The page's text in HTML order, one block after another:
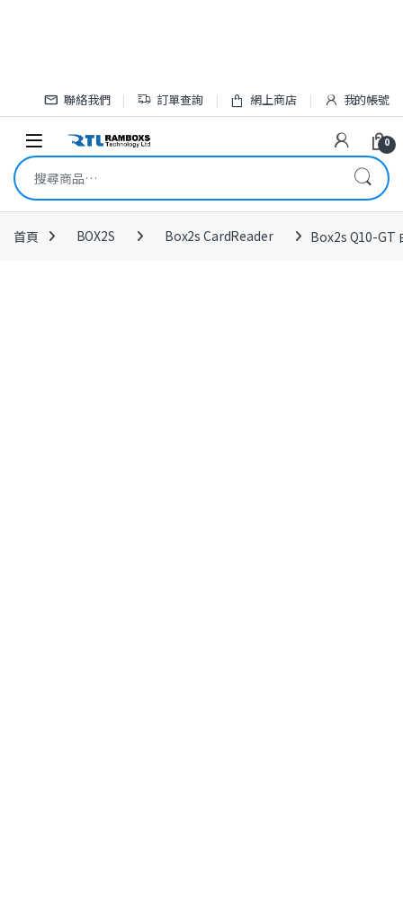
Skip to navigation
Skip to content
聯絡我們 訂單查詢 網上商店 我的帳號
Open 0
搜尋關鍵字:
首頁 BOX2S Box2s CardReader Box2s Q10-GT